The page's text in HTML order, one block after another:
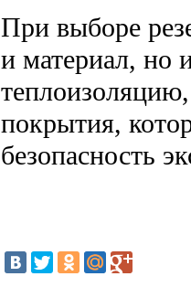
При выборе
и материал, но
покрытия,
безопасность